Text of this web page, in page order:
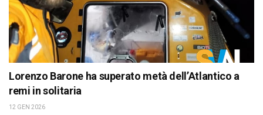
Lorenzo Barone ha superato metà dell’Atlantico a
remi in solitaria
12 GEN 2026